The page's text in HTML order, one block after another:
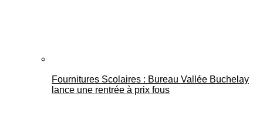
Fournitures Scolaires : Bureau Vallée Buchelay
lance une rentrée à prix fous